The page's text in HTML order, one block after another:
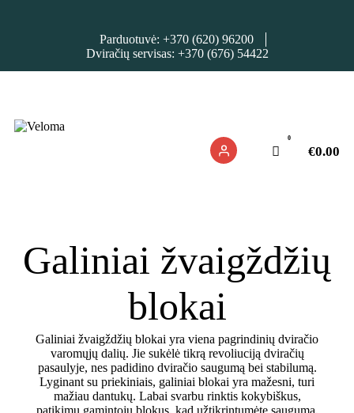
Parduotuvė: +370 (620) 96200
Dviračių servisas: +370 (676) 54422
€0.00
0
Galiniai žvaigždžių
blokai
Galiniai žvaigždžių blokai yra viena pagrindinių dviračio
varomųjų dalių. Jie sukėlė tikrą revoliuciją dviračių
pasaulyje, nes padidino dviračio saugumą bei stabilumą.
Lyginant su priekiniais, galiniai blokai yra mažesni, turi
mažiau dantukų. Labai svarbu rinktis kokybiškus,
patikimų gamintojų blokus, kad užtikrintumėte saugumą,
Išpardavimas!